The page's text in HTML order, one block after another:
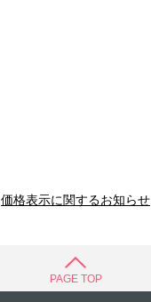
価格表示に関するお知らせ
PAGE TOP